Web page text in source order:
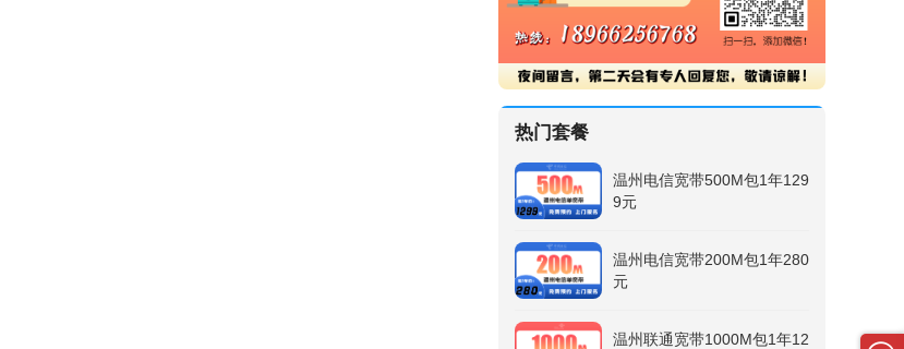
热门套餐
温州电信宽带500M包1年129
9元
温州电信宽带200M包1年280
元
温州联通宽带1000M包1年12